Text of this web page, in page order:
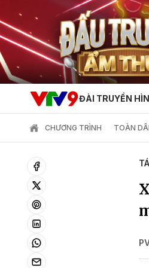
ĐÀI TRUYỀN
CHƯƠNG TRÌNH TOÀN